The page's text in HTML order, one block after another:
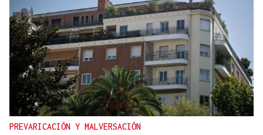
PREVARICACIÓN Y MALVERSACIÓN